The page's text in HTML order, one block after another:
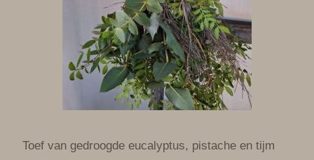
Toef van gedroogde eucalyptus, pistache en tijm